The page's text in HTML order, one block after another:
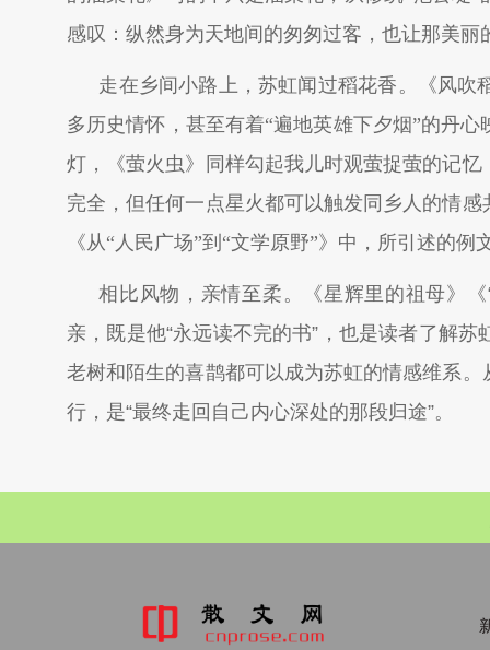
感叹：纵然身为天地间的匆匆过客，也让那美丽
走在乡间小路上，苏虹闻过稻花香。《风
多历史情怀，甚至有着“遍地英雄下夕烟”的丹
灯，《萤火虫》同样勾起我儿时观萤捉萤的记
完全，但任何一点星火都可以触发同乡人的情
《从“人民广场”到“文学原野”》中，所引述的
相比风物，亲情至柔。《星辉里的祖母》
亲，既是他“永远读不完的书”，也是读者了解
老树和陌生的喜鹊都可以成为苏虹的情感维系
行，是“最终走回自己内心深处的那段归途”。